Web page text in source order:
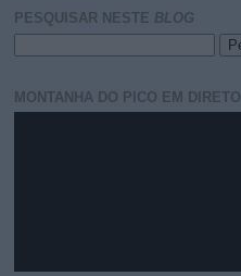
PESQUISAR NESTE BLOG
MONTANHA DO PICO EM DIRETO